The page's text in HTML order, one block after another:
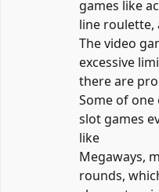
games like
line roulette,
The video
excessive
there are
Some of
slot games
like
Megaways,
rounds,